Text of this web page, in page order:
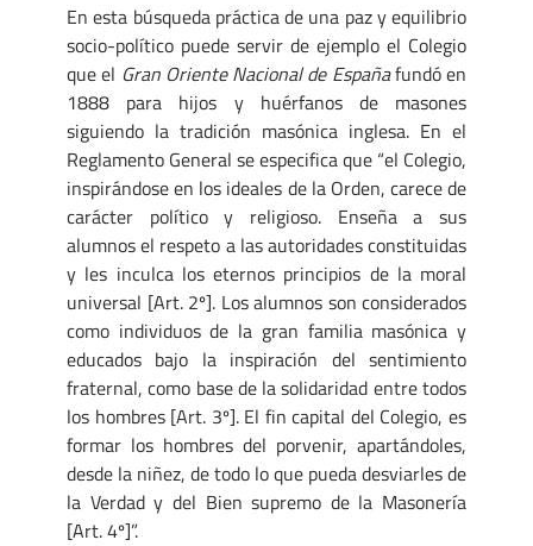
En esta búsqueda práctica de una paz y equilibrio
socio-político puede servir de ejemplo el Colegio
que el Gran Oriente Nacional de Españafundó en
1888 para hijos y huérfanos de masones
siguiendo la tradición masónica inglesa. En el
Reglamento General se especifica que “el Colegio,
inspirándose en los ideales de la Orden, carece de
carácter político y religioso. Enseña a sus
alumnos el respeto a las autoridades constituidas
y les inculca los eternos principios de la moral
universal [Art. 2º]. Los alumnos son considerados
como individuos de la gran familia masónica y
educados bajo la inspiración del sentimiento
fraternal, como base de la solidaridad entre todos
los hombres [Art. 3º]. El fin capital del Colegio, es
formar los hombres del porvenir, apartándoles,
desde la niñez, de todo lo que pueda desviarles de
la Verdad y del Bien supremo de la Masonería
[Art. 4º]”.